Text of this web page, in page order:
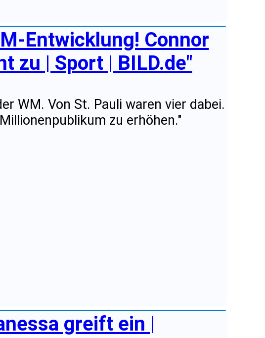
Entwicklung! Connor
zu | Sport | BILD.de"
WM. Von St. Pauli waren vier dabei.
zu erhöhen."
greift ein |